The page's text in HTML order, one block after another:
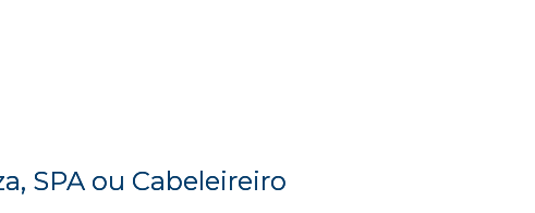
SPA ou Cabeleireiro